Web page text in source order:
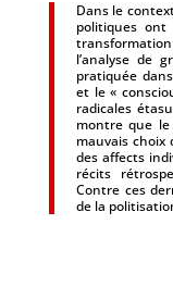
Dans le
politiques ont
transformation
l’analyse de
pratiquée
et le «
radicales
montre que le
mauvais choix
des affects
récits
Contre ces
de la